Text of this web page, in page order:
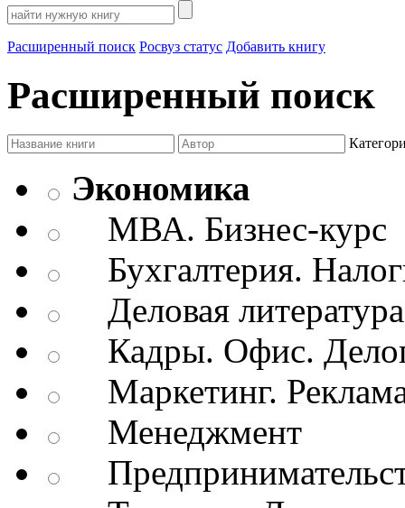
Расширенный поиск Росвуз статус Добавить книгу
Расширенный поиск
Экономика
МВА. Бизнес-курс
Бухгалтерия.
Деловая
Кадры. Офис.
Маркетинг.
Менеджмент